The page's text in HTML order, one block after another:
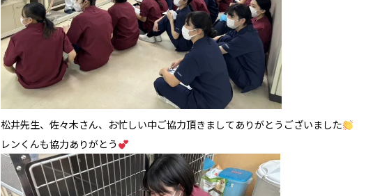
松井先生、佐々木さん、お忙しい中ご協力頂きましてありがとうございました
レンくんも協力ありがとう